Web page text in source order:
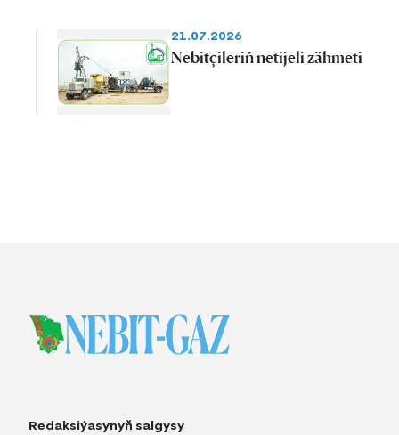
21.07.2026
Nebitçileriň netijeli zähmeti
Redaksiýasynyň salgysy